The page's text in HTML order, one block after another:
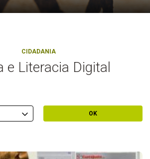
CIDADANIA
e Literacia Digital
OK